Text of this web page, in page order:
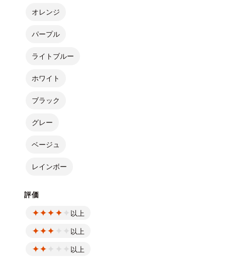
オレンジ
パープル
ライトブルー
ホワイト
ブラック
グレー
ベージュ
レインボー
評価
以上
以上
以上